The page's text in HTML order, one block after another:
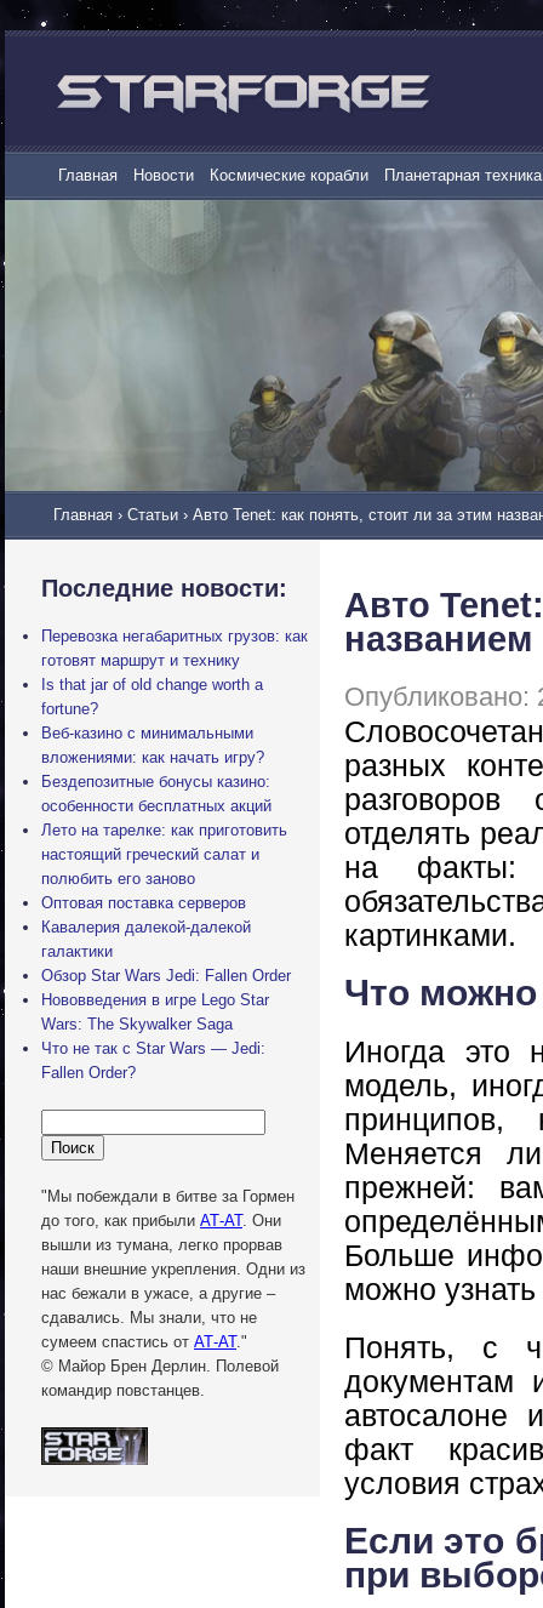
Главная Новости Космические корабли Планетарная техника
Главная › Статьи › Авто Tenet: как понять, стоит ли за этим
Последние новости:
Перевозка негабаритных грузов: как
готовят маршрут и технику
Is that jar of old change worth a
fortune?
Веб-казино с минимальными
вложениями: как начать игру?
Бездепозитные бонусы казино:
особенности бесплатных акций
Лето на тарелке: как приготовить
настоящий греческий салат и
полюбить его заново
Оптовая поставка серверов
Кавалерия далекой-далекой
галактики
Обзор Star Wars Jedi: Fallen Order
Нововведения в игре Lego Star
Wars: The Skywalker Saga
Что не так с Star Wars — Jedi:
Fallen Order?
"Мы побеждали в битве за Гормен
до того, как прибыли АТ-АТ. Они
вышли из тумана, легко прорвав
наши внешние укрепления. Одни из
нас бежали в ужасе, а другие –
сдавались. Мы знали, что не
сумеем спастись от АТ-АТ."
© Майор Брен Дерлин. Полевой
командир повстанцев.
Авто
Опубликовано:
разных
отделять
на факты:
картинками.
Что можно
Иногда это
модель,
принципов,
Меняется
прежней:
Больше
можно
Понять, с
документам
автосалоне
факт
условия
Если это
при